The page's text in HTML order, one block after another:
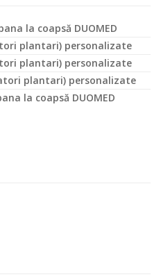
la coapsă DUOMED
plantari) personalizate
plantari) personalizate
plantari) personalizate
la coapsă DUOMED